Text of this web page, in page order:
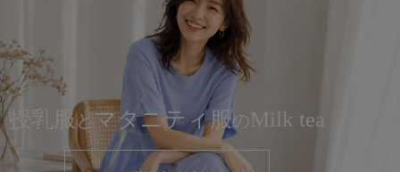
授乳服とマタニティ服のMilk tea